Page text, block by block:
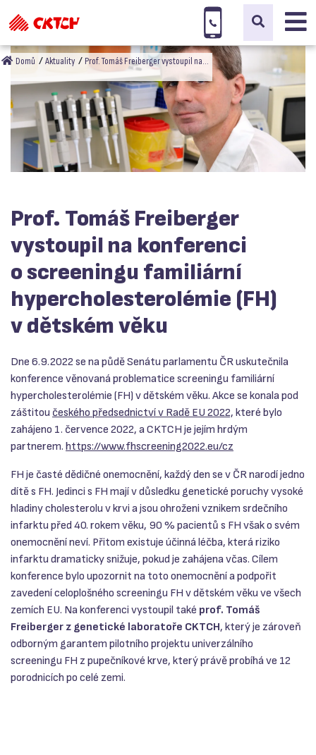
Domů Aktuality Prof. Tomáš Freiberger vystoupil na…
Prof. Tomáš Freiberger
vystoupil na konferenci
o screeningu familiární
hypercholesterolémie (FH)
v dětském věku
Dne 6.9.2022 se na půdě Senátu parlamentu ČR uskutečnila
konference věnovaná problematice screeningu familiární
hypercholesterolémie (FH) v dětském věku. Akce se konala pod
záštitou českého předsednictví v Radě EU 2022, které bylo
zahájeno 1. července 2022, a CKTCH je jejím hrdým
partnerem. https://www.fhscreening2022.eu/cz
FH je časté dědičné onemocnění, každý den se v ČR narodí jedno
dítě s FH. Jedinci s FH mají v důsledku genetické poruchy vysoké
hladiny cholesterolu v krvi a jsou ohroženi vznikem srdečního
infarktu před 40. rokem věku, 90 % pacientů s FH však o svém
onemocnění neví. Přitom existuje účinná léčba, která riziko
infarktu dramaticky snižuje, pokud je zahájena včas. Cílem
konference bylo upozornit na toto onemocnění a podpořit
zavedení celoplošného screeningu FH v dětském věku ve všech
zemích EU. Na konferenci vystoupil také prof. Tomáš
Freibergerz genetické laboratoře CKTCH, který je zároveň
odborným garantem pilotního projektu univerzálního
screeningu FH z pupečníkové krve, který právě probíhá ve 12
porodnicích po celé zemi.